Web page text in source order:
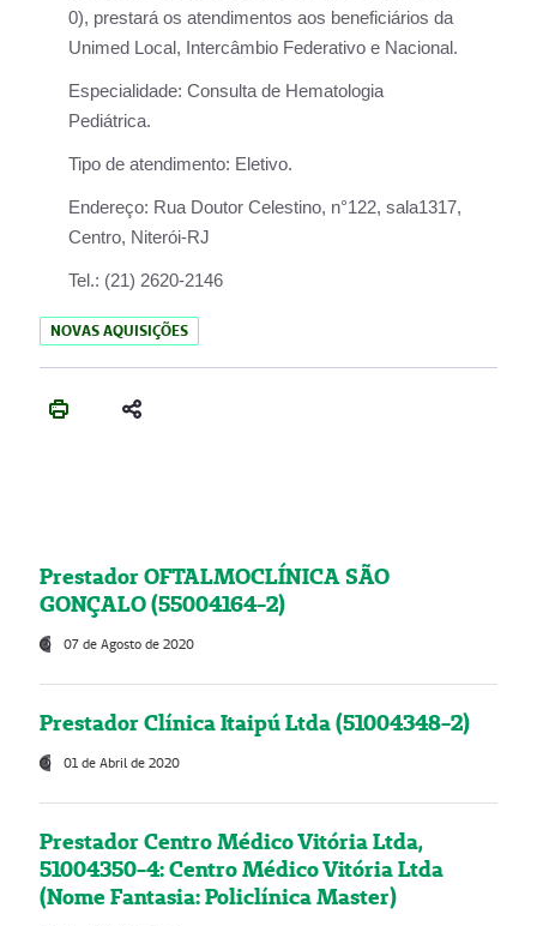
0), prestará os atendimentos aos beneficiários da
Unimed Local, Intercâmbio Federativo e Nacional.
Especialidade: Consulta de Hematologia
Pediátrica.
Tipo de atendimento: Eletivo.
Endereço: Rua Doutor Celestino, n°122, sala1317,
Centro, Niterói-RJ
Tel.: (21) 2620-2146
NOVAS AQUISIÇÕES
Prestador OFTALMOCLÍNICA SÃO
GONÇALO (55004164-2)
07 de Agosto de 2020
Prestador Clínica Itaipú Ltda (51004348-2)
01 de Abril de 2020
Prestador Centro Médico Vitória Ltda,
51004350-4: Centro Médico Vitória Ltda
(Nome Fantasia: Policlínica Master)